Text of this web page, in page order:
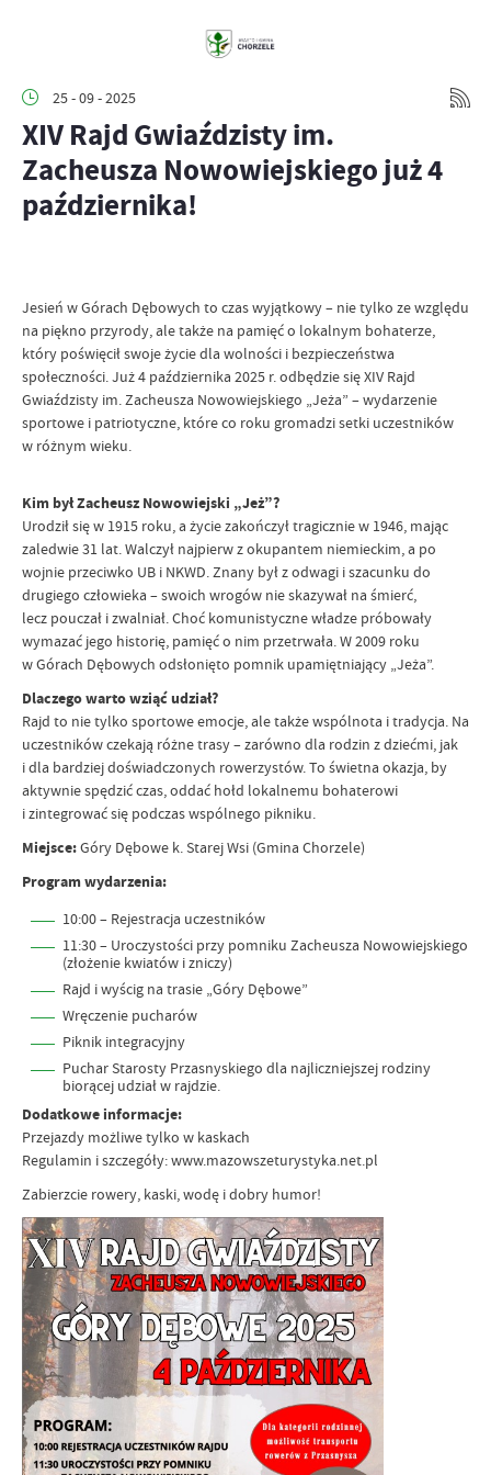
25 - 09 - 2025
XIV Rajd Gwiaździsty im.
Zacheusza Nowowiejskiego już 4
października!
Jesień w Górach Dębowych to czas wyjątkowy – nie tylko ze względu
na piękno przyrody, ale także na pamięć o lokalnym bohaterze,
który poświęcił swoje życie dla wolności i bezpieczeństwa
społeczności. Już 4 października 2025 r. odbędzie się XIV Rajd
Gwiaździsty im. Zacheusza Nowowiejskiego „Jeża” – wydarzenie
sportowe i patriotyczne, które co roku gromadzi setki uczestników
w różnym wieku.
Kim był Zacheusz Nowowiejski „Jeż”?
Urodził się w 1915 roku, a życie zakończył tragicznie w 1946, mając
zaledwie 31 lat. Walczył najpierw z okupantem niemieckim, a po
wojnie przeciwko UB i NKWD. Znany był z odwagi i szacunku do
drugiego człowieka – swoich wrogów nie skazywał na śmierć,
lecz pouczał i zwalniał. Choć komunistyczne władze próbowały
wymazać jego historię, pamięć o nim przetrwała. W 2009 roku
w Górach Dębowych odsłonięto pomnik upamiętniający „Jeża”.
Dlaczego warto wziąć udział?
Rajd to nie tylko sportowe emocje, ale także wspólnota i tradycja. Na
uczestników czekają różne trasy – zarówno dla rodzin z dziećmi, jak
i dla bardziej doświadczonych rowerzystów. To świetna okazja, by
aktywnie spędzić czas, oddać hołd lokalnemu bohaterowi
i zintegrować się podczas wspólnego pikniku.
Miejsce:Góry Dębowe k. Starej Wsi (Gmina Chorzele)
Program wydarzenia:
10:00 – Rejestracja uczestników
11:30 – Uroczystości przy pomniku Zacheusza Nowowiejskiego
(złożenie kwiatów i zniczy)
Rajd i wyścig na trasie „Góry Dębowe”
Wręczenie pucharów
Piknik integracyjny
Puchar Starosty Przasnyskiego dla najliczniejszej rodziny
biorącej udział w rajdzie.
Dodatkowe informacje:
Przejazdy możliwe tylko w kaskach
Regulamin i szczegóły: www.mazowszeturystyka.net.pl
Zabierzcie rowery, kaski, wodę i dobry humor!